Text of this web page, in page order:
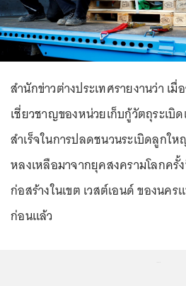
สำนักข่าวต่างประเทศรายงานว่า เ
เชี่ยวชาญของหน่วยเก็บกู้วัตถุระเบิ
สำเร็จในการปลดชนวนระเบิดลูกใ
หลงเหลือมาจากยุคสงครามโลกค
ก่อสร้างในเขต เวสต์เอนด์ ของนค
ก่อนแล้ว